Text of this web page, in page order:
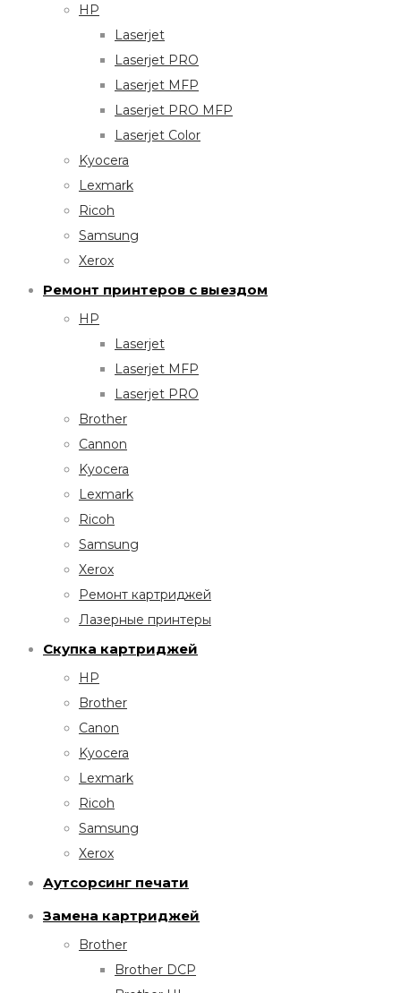
HP
Laserjet
Laserjet PRO
Laserjet MFP
Laserjet PRO MFP
Laserjet Color
Kyocera
Lexmark
Ricoh
Samsung
Xerox
Ремонт принтеров с выездом
HP
Laserjet
Laserjet MFP
Laserjet PRO
Brother
Cannon
Kyocera
Lexmark
Ricoh
Samsung
Xerox
Ремонт картриджей
Лазерные принтеры
Скупка картриджей
HP
Brother
Canon
Kyocera
Lexmark
Ricoh
Samsung
Xerox
Аутсорсинг печати
Замена картриджей
Brother
Brother DCP